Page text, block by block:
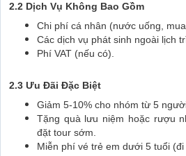
2.2 Dịch Vụ Không Bao Gồm
Chi phí cá nhân (nước uống, mua
Các dịch vụ phát sinh ngoài lịch
Phí VAT (nếu có).
2.3 Ưu Đãi Đặc Biệt
Giảm 5-10% cho nhóm từ 5
Tặng quà lưu niệm hoặc rượu
đặt tour sớm.
Miễn phí vé trẻ em dưới 5 tuổi (đi